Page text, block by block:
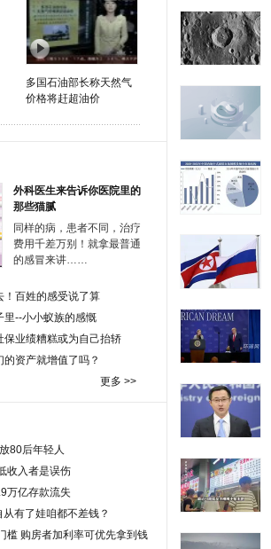
多国石油部长称天然气
价格将赶超油价
外科医生来告诉你医院里的
那些猫腻
同样的病，患者不同，治疗
费用千差万别！就拿最普通
的感冒来讲……
！百姓的感受说了算
里--小小蚁族的感慨
保业绩糟糕或为自己抬轿
资产就增值了吗？
更多 >>
80后年轻人
收入者是误伤
万亿存款流失
从有了娃咱都不差钱？
槛 购房者加利率可优先拿到钱